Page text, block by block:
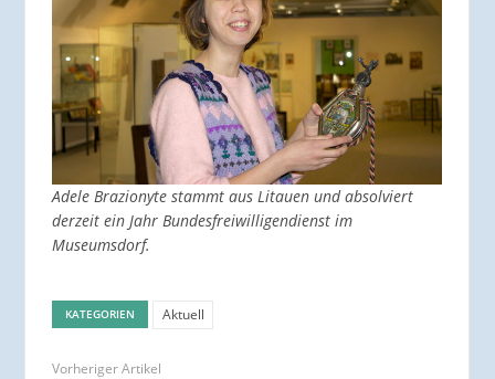
Adele Brazionyte stammt aus Litauen und absolviert
derzeit ein Jahr Bundesfreiwilligendienst im
Museumsdorf.
KATEGORIEN Aktuell
Vorheriger Artikel